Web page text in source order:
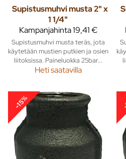
Supistusmuhvi musta 2" x
1 1/4"
Kampanjahinta19,41 €
Supistusmuhvi musta teräs, jota
käytetään mustien putkien ja osien
liitoksissa. Paineluokka 25bar...
Heti saatavilla
-15%